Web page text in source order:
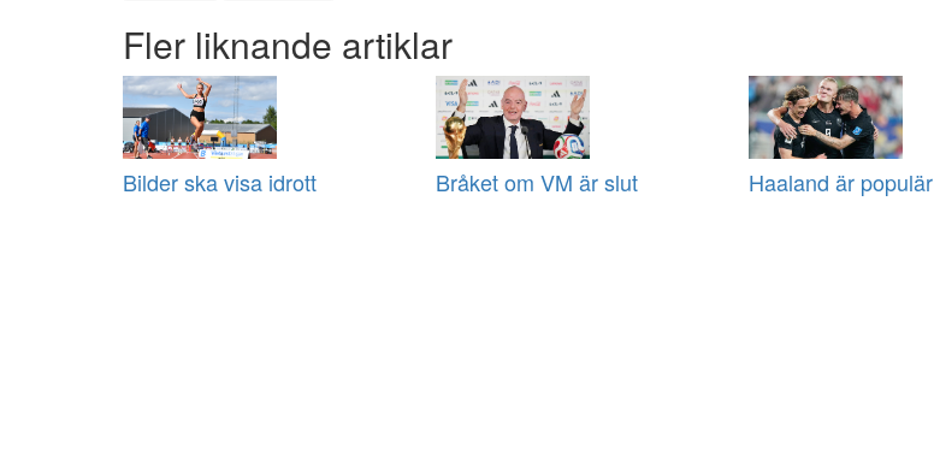
Fler liknande artiklar
Bilder ska visa idrott Bråket om VM är slut Haaland är populär